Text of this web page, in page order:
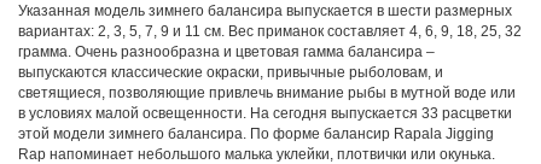
Указанная модель зимнего балансира выпускается в шести размерных
вариантах: 2, 3, 5, 7, 9 и 11 см. Вес приманок составляет 4, 6, 9, 18, 25, 32
грамма. Очень разнообразна и цветовая гамма балансира –
выпускаются классические окраски, привычные рыболовам, и
светящиеся, позволяющие привлечь внимание рыбы в мутной воде или
в условиях малой освещенности. На сегодня выпускается 33 расцветки
этой модели зимнего балансира. По форме балансир Rapala Jigging
Rap напоминает небольшого малька уклейки, плотвички или окунька.